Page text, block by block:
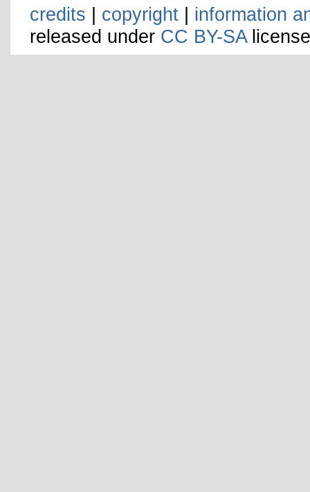
credits | copyright | information
released under CC BY-SA